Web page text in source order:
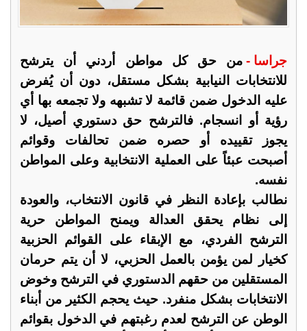
جراسا - من حق كل مواطن أردني أن يترشح
للانتخابات النيابية بشكل مستقل، دون أن يُفرض
عليه الدخول ضمن قائمة لا تشبهه ولا تجمعه بها أي
رؤية أو انسجام. فالترشح حق دستوري أصيل، لا
يجوز تقييده أو حصره ضمن تحالفات وقوائم
أصبحت عبئاً على العملية الانتخابية وعلى المواطن
نفسه.
نطالب بإعادة النظر في قانون الانتخاب، والعودة
إلى نظام يحقق العدالة ويمنح المواطن حرية
الترشح الفردي، مع الإبقاء على القوائم الحزبية
كخيار لمن يؤمن بالعمل الحزبي، لا أن يتم حرمان
المستقلين من حقهم الدستوري في الترشح وخوض
الانتخابات بشكل منفرد. حيث يحجم الكثير من أبناء
الوطن عن الترشح لعدم رغبتهم في الدخول بقوائم